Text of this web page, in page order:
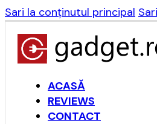
Sari la conținutul principal
ACASĂ
REVIEWS
CONTACT